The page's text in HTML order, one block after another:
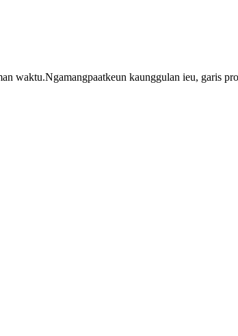
waktu.Ngamangpaatkeun kaunggulan ieu, garis